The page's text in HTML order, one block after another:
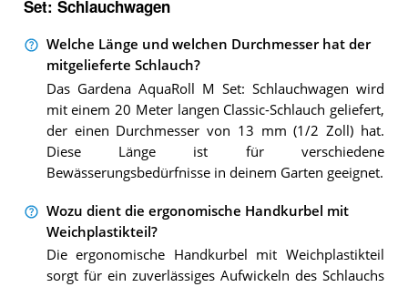
Set: Schlauchwagen
Welche Länge und welchen Durchmesser hat der
mitgelieferte Schlauch?
Das Gardena AquaRoll M Set: Schlauchwagen wird
mit einem 20 Meter langen Classic-Schlauch geliefert,
der einen Durchmesser von 13 mm (1/2 Zoll) hat.
Diese Länge ist für verschiedene
Bewässerungsbedürfnisse in deinem Garten geeignet.
Wozu dient die ergonomische Handkurbel mit
Weichplastikteil?
Die ergonomische Handkurbel mit Weichplastikteil
sorgt für ein zuverlässiges Aufwickeln des Schlauchs